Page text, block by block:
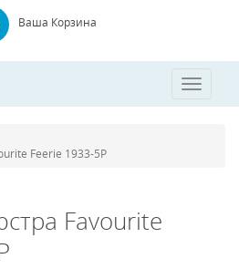
Ваша Корзина
Toggle
Feerie 1933-5P
Favourite